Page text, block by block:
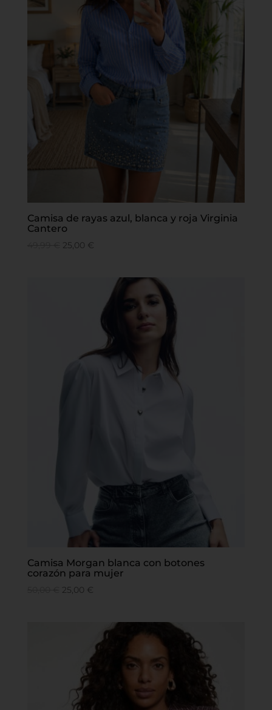
Camisa de rayas azul, blanca y roja Virginia
Cantero
25,00 €
Camisa Morgan blanca con botones
corazón para mujer
25,00 €